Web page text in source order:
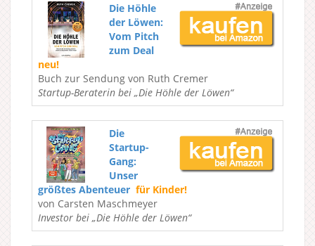
Die Höhle
der Löwen:
Vom Pitch
zum Deal
neu!
Buch zur Sendung von Ruth Cremer
Startup-Beraterin bei „Die Höhle der Löwen“
Die
Startup-
Gang:
Unser
größtes Abenteuer für Kinder!
von Carsten Maschmeyer
Investor bei „Die Höhle der Löwen“